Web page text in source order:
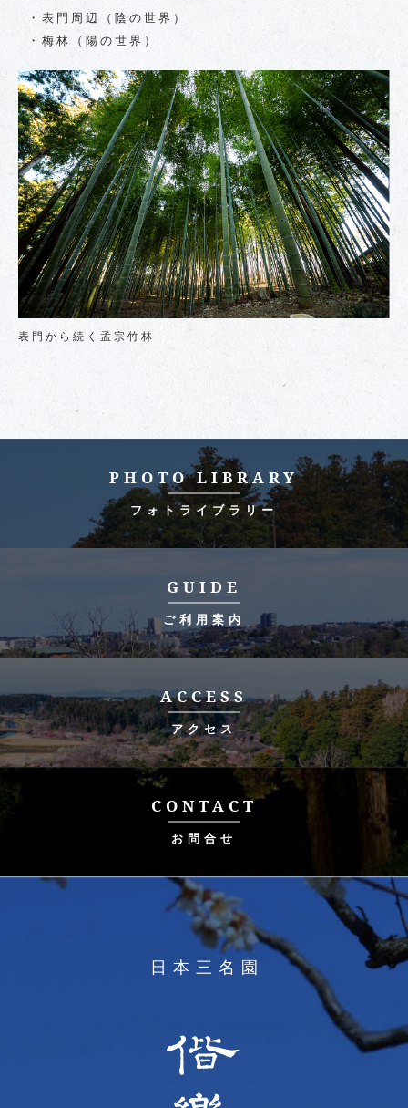
・表門周辺（陰の世界）
・梅林（陽の世界）
表門から続く孟宗竹林
PHOTO LIBRARY
フォトライブラリー
GUIDE
ご利用案内
ACCESS
アクセス
CONTACT
お問合せ